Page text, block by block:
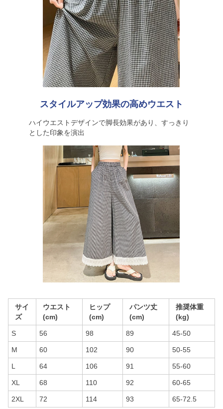
スタイルアップ効果の高めウエスト
ハイウエストデザインで脚長効果があり、すっきり
とした印象を演出
サイ
ズ
ウエスト
(cm)
ヒップ
(cm)
パンツ丈
(cm)
推奨体重
(kg)
S 56 98 89 45-50
M 60 102 90 50-55
L 64 106 91 55-60
XL 68 110 92 60-65
2XL 72 114 93 65-72.5